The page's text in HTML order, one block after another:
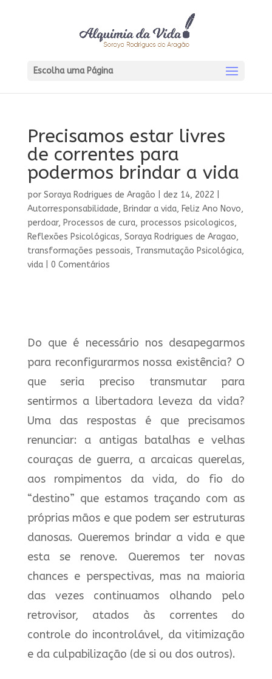
Escolha uma Página
Precisamos estar livres
de correntes para
podermos brindar a vida
por Soraya Rodrigues de Aragão dez 14, 2022
Autorresponsabilidade, Brindar a vida, Feliz Ano Novo,
perdoar, Processos de cura, processos psicologicos,
Reflexões Psicológicas, Soraya Rodrigues de Aragao,
transformações pessoais, Transmutação Psicológica,
vida| 0 Comentários
Do que é necessário nos desapegarmos
para reconfigurarmos nossa existência? O
que seria preciso transmutar para
sentirmos a libertadora leveza da vida?
Uma das respostas é que precisamos
renunciar: a antigas batalhas e velhas
couraças de guerra, a arcaicas querelas,
aos rompimentos da vida, do fio do
“destino” que estamos traçando com as
próprias mãos e que podem ser estruturas
danosas. Queremos brindar a vida e que
esta se renove. Queremos ter novas
chances e perspectivas, mas na maioria
das vezes continuamos olhando pelo
retrovisor, atados às correntes do
controle do incontrolável, da vitimização
e da culpabilização (de si ou dos outros).